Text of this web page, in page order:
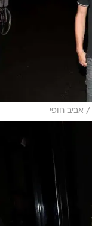
/ אביב חופי